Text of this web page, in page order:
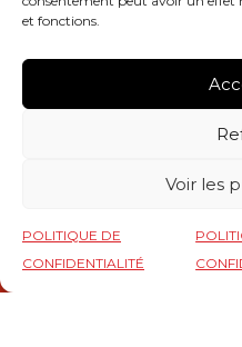
et fonctions.
Voir les
POLITIQUE DE
CONFIDENTIALITÉ
11 janvier 2022
LIENS UTILES
CGU
Politique de confidentialité
RÉSEAUX SOCIAUX